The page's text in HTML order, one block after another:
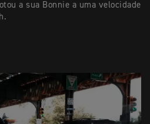
a sua Bonnie a uma velocidade